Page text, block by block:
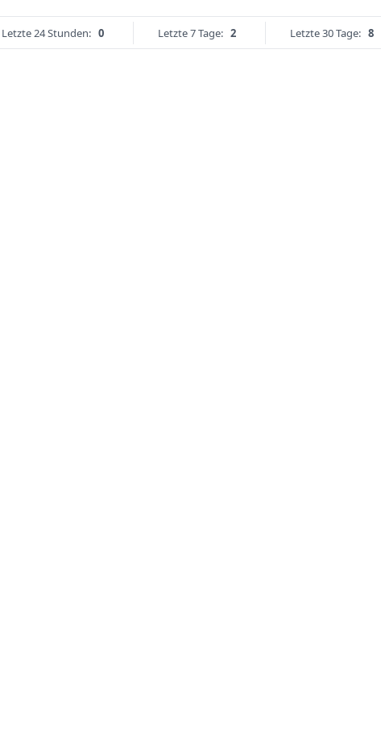
Letzte 24 Stunden: 0 Letzte 7 Tage: 2 Letzte 30 Tage: 8